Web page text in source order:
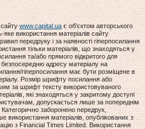
www.capital.ua є об'єктом авторського
використання матеріалів сайту
передруку і за наявності гіперпосилання
тільки матеріалів, що знаходяться у
та/або прямого відкритого для
адресу матеріалу на
гіперпосилання має бути розміщене в
Розмір шрифту посилання або
за шрифт тексту використовуваного
які знаходяться у закритому доступі
допускається лише за попереднім
заборонено передрук,
використання матеріалів, опублікованих з
з Financial Times Limited. Використання